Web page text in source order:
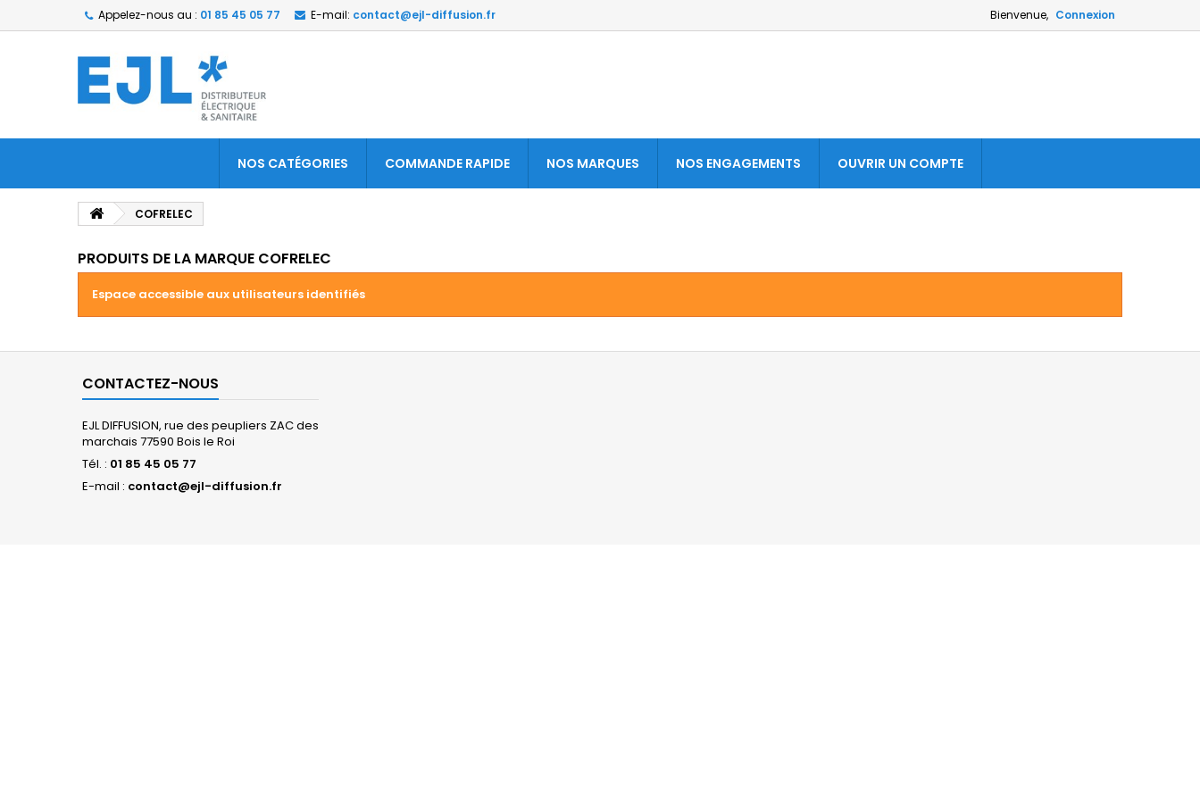
Bienvenue, Connexion
Appelez-nous au : 01 85 45 05 77 E-mail: contact@ejl-diffusion.fr
NOS CATÉGORIES COMMANDE RAPIDE NOS MARQUES NOS ENGAGEMENTS OUVRIR UN COMPTE
COFRELEC
PRODUITS DE LA MARQUE COFRELEC
Espace accessible aux utilisateurs identifiés
CONTACTEZ-NOUS
EJL DIFFUSION, rue des peupliers ZAC des
marchais 77590 Bois le Roi
Tél. : 01 85 45 05 77
E-mail : contact@ejl-diffusion.fr